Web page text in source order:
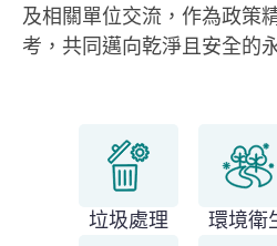
及相關單位交流，作為政策
考，共同邁向乾淨且安全的
垃圾處理 環境衛